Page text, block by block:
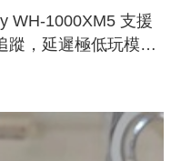
WH-1000XM5 支援
蹤，延遲極低玩模擬